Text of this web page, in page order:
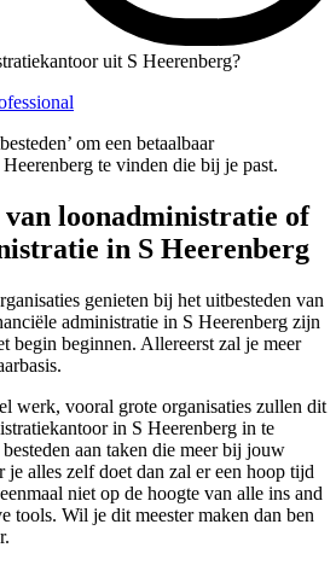
uit S Heerenberg?
om een betaalbaar
te vinden die bij je past.
van loonadministratie of
in S Heerenberg
genieten bij het uitbesteden van
administratie in S Heerenberg zijn
begin beginnen. Allereerst zal je meer
werk, vooral grote organisaties zullen dit
in S Heerenberg in te
aan taken die meer bij jouw
je alles zelf doet dan zal er een hoop tijd
niet op de hoogte van alle ins and
tools. Wil je dit meester maken dan ben